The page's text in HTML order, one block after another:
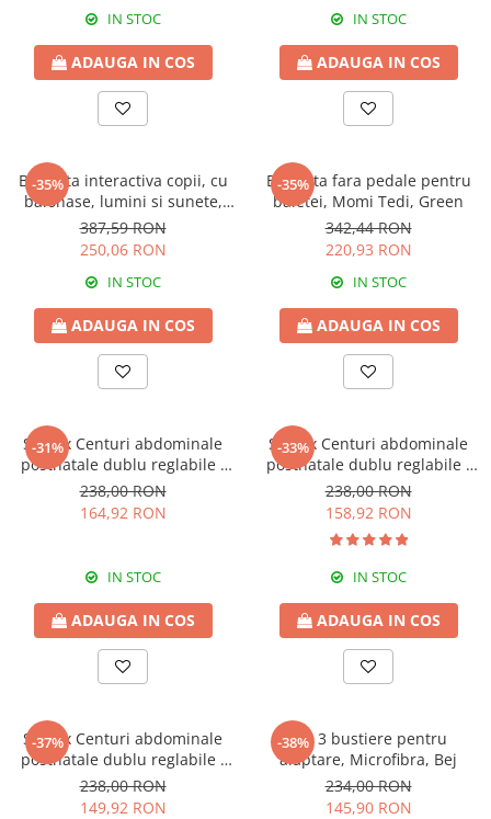
IN STOC
ADAUGA IN COS
IN STOC
ADAUGA IN COS
-35%
Bicicleta interactiva copii, cu
balonase, lumini si sunete,
Green
387,59 RON
250,06 RON
IN STOC
ADAUGA IN COS
-35%
Bicicleta fara pedale pentru
baietei, Momi Tedi, Green
342,44 RON
220,93 RON
IN STOC
ADAUGA IN COS
-31%
Set 2 x Centuri abdominale
postnatale dublu reglabile -
Beige
238,00 RON
164,92 RON
IN STOC
ADAUGA IN COS
-33%
Set 2 x Centuri abdominale
postnatale dublu reglabile -
Beige-Black
238,00 RON
158,92 RON
IN STOC
ADAUGA IN COS
-37%
Set 2 x Centuri abdominale
postnatale dublu reglabile -
Black
238,00 RON
149,92 RON
-38%
Set 3 bustiere pentru
alaptare, Microfibra, Bej
234,00 RON
145,90 RON